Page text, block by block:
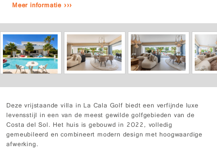
Meer informatie ›››
Deze vrijstaande villa in La Cala Golf biedt een verfijnde luxe
levensstijl in een van de meest gewilde golfgebieden van de
Costa del Sol. Het huis is gebouwd in 2022, volledig
gemeubileerd en combineert modern design met hoogwaardige
afwerking.